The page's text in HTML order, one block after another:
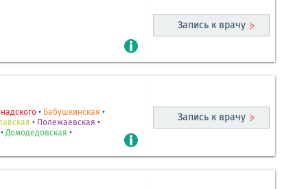
Запись к врачу
• Бабушкинская •
• Полежаевская •
Домодедовская •
Запись к врачу